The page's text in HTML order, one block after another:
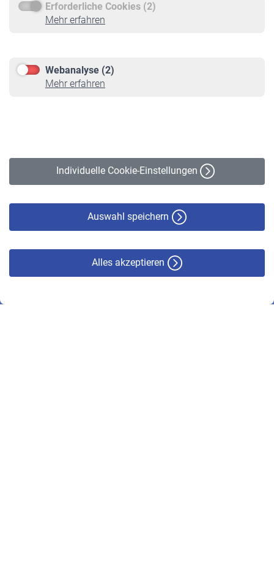
Erforderliche Cookies (2)
Mehr erfahren
Webanalyse (2)
Mehr erfahren
Individuelle Cookie-Einstellungen
Auswahl speichern
Alles akzeptieren
Service
Informationen
Online-Rechner
VBLnewsletter
Erklärung zur Barrierefreiheit
© VBL 2026